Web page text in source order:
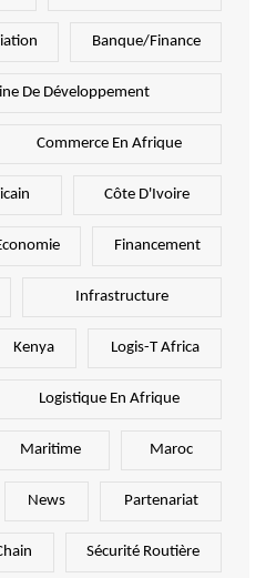
Banque/Finance
De Développement
Commerce En Afrique
Côte D'Ivoire
Financement
Infrastructure
Kenya Logis-T Africa
Logistique En Afrique
Maritime Maroc
News Partenariat
Sécurité Routière